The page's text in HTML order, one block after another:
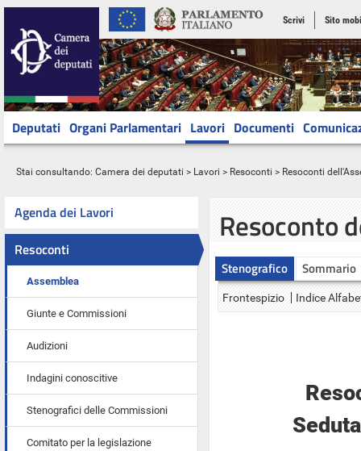
Scrivi Sito
Deputati Organi Parlamentari Lavori Documenti
Stai consultando: Camera dei deputati > Lavori > Resoconti > Resoconti
Agenda dei Lavori
Resoconti
Assemblea
Giunte e Commissioni
Audizioni
Indagini conoscitive
Stenografici delle Commissioni
Comitato per la legislazione
Resoconto
Stenografico Sommario
Frontespizio Indice